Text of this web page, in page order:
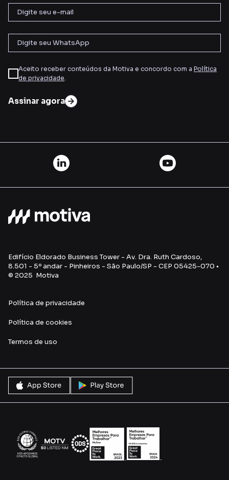
Aceito receber conteúdos da Motiva e concordo com a Política
de privacidade
Assinar agora
Edifício Eldorado Business Tower - Av. Dra. Ruth Cardoso,
8.501 - 5º andar - Pinheiros - São Paulo/SP - CEP 05425-070 •
© 2025 Motiva
Política de privacidade
Política de cookies
Termos de uso